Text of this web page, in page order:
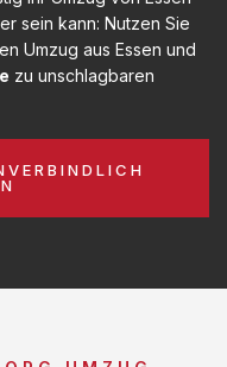
sein kann: Nutzen Sie
Umzug aus Essen und
zu unschlagbaren